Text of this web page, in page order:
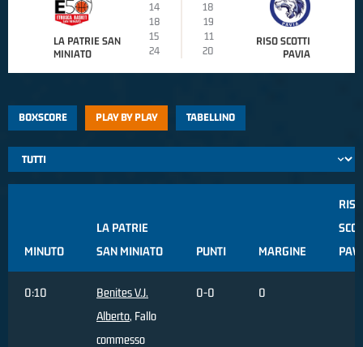
LA PATRIE SAN
MINIATO
14
18
18
19
15
11
24
20
RISO SCOTTI
PAVIA
BOXSCORE PLAY BY PLAY TABELLINO
MINUTO
LA PATRIE
SAN MINIATO
PUNTI MARGINE
RISO
0:10
Benites V.J.
Alberto, Fallo
commesso
0-0 0